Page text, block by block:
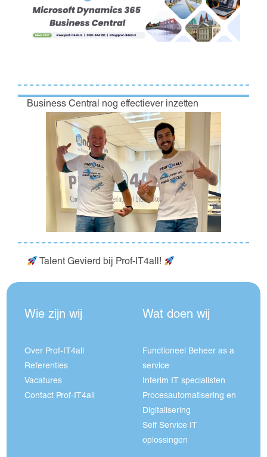
Business Central nog effectiever inzetten
Talent Gevierd bij Prof-IT4all!
Wie zijn wij
Over Prof-IT4all
Referenties
Vacatures
Contact Prof-IT4all
Wat doen wij
Functioneel Beheer as a
service
Interim IT specialisten
Procesautomatisering en
Digitalisering
Self Service IT
oplossingen